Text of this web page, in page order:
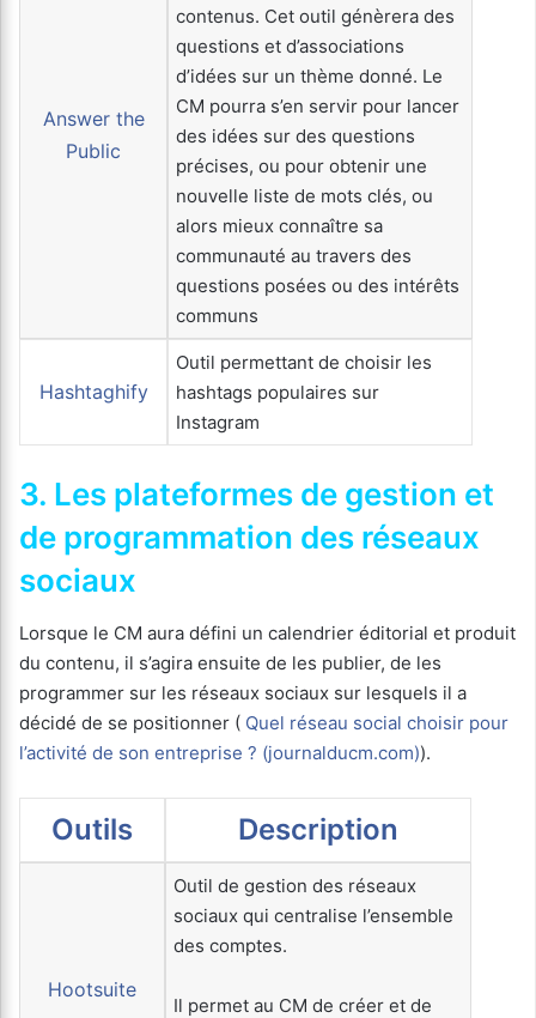
Answer the
Public
contenus. Cet outil génèrera des
questions et d’associations
d’idées sur un thème donné. Le
CM pourra s’en servir pour lancer
des idées sur des questions
précises, ou pour obtenir une
nouvelle liste de mots clés, ou
alors mieux connaître sa
communauté au travers des
questions posées ou des intérêts
communs
Hashtaghify
Outil permettant de choisir les
hashtags populaires sur
Instagram
3. Les plateformes de gestion et
de programmation des réseaux
sociaux
Lorsque le CM aura défini un calendrier éditorial et produit
du contenu, il s’agira ensuite de les publier, de les
programmer sur les réseaux sociaux sur lesquels il a
décidé de se positionner ( Quel réseau social choisir pour
l’activité de son entreprise ? (journalducm.com)).
Outils Description
Hootsuite
Outil de gestion des réseaux
sociaux qui centralise l’ensemble
des comptes.
Il permet au CM de créer et de